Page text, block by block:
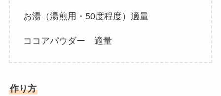
お湯（湯煎用・50度程度）適量
ココアパウダー 適量
作り方